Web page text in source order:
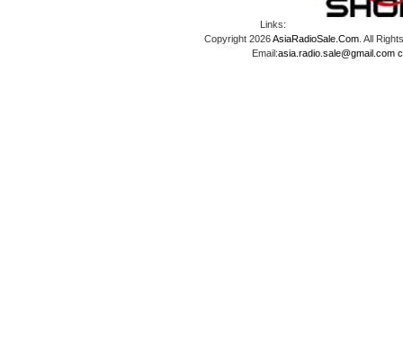
Links:
Copyright 2026AsiaRadioSale.Com. All
Email:asia.radio.sale@gmail.com